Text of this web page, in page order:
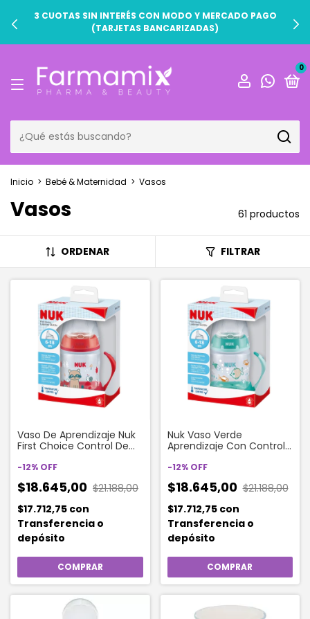
3 CUOTAS SIN INTERÉS CON MODO Y MERCADO PAGO
(TARJETAS BANCARIZADAS)
0
Inicio > Bebé & Maternidad > Vasos
Vasos 61 productos
ORDENAR FILTRAR
Vaso De Aprendizaje Nuk
First Choice Control De
Ml
-12% OFF
$18.645,00 $21.188,00
$17.712,75 con
Transferencia o
depósito
Nuk Vaso Verde
Aprendizaje Con Control
-12% OFF
$18.645,00 $21.188,00
$17.712,75 con
Transferencia o
depósito